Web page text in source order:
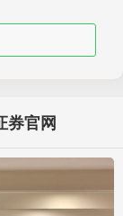
券官网